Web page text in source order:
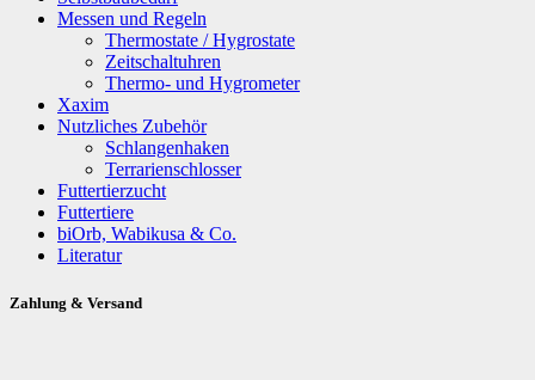
Messen und Regeln
Thermostate / Hygrostate
Zeitschaltuhren
Thermo- und Hygrometer
Xaxim
Nutzliches Zubehör
Schlangenhaken
Terrarienschlosser
Futtertierzucht
Futtertiere
biOrb, Wabikusa & Co.
Literatur
Zahlung & Versand